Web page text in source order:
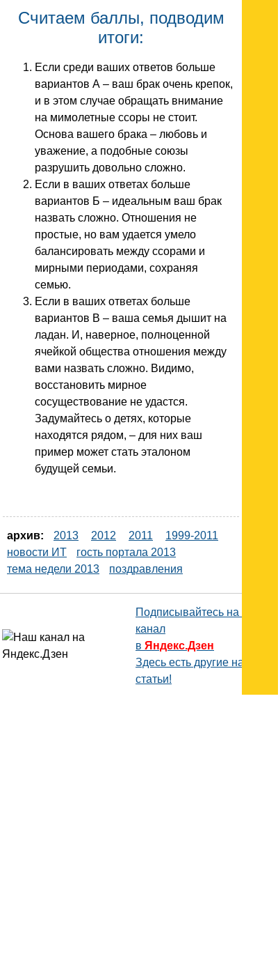
Считаем баллы, подводим
итоги:
Если среди ваших ответов больше
вариантов А – ваш брак очень крепок,
и в этом случае обращать внимание
на мимолетные ссоры не стоит.
Основа вашего брака – любовь и
уважение, а подобные союзы
разрушить довольно сложно.
Если в ваших ответах больше
вариантов Б – идеальным ваш брак
назвать сложно. Отношения не
простые, но вам удается умело
балансировать между ссорами и
мирными периодами, сохраняя
семью.
Если в ваших ответах больше
вариантов В – ваша семья дышит на
ладан. И, наверное, полноценной
ячейкой общества отношения между
вами назвать сложно. Видимо,
восстановить мирное
сосуществование не удастся.
Задумайтесь о детях, которые
находятся рядом, – для них ваш
пример может стать эталоном
будущей семьи.
архив: 2013 2012 2011
1999-2011
новости ИТ
гость портала 2013
тема недели 2013
поздравления
Подписывайтесь на наш
канал
в Яндекс.Дзен
Здесь есть другие наши
статьи!